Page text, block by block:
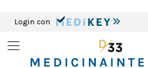
Login con